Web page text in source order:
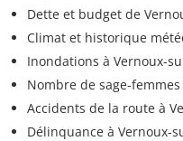
Dette et budget de
Climat et historique
Inondations à Vernoux-
Nombre de sage-
Accidents de la route à
Délinquance à Vernoux-